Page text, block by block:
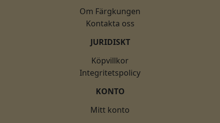
Om Färgkungen
Kontakta oss
JURIDISKT
Köpvillkor
Integritetspolicy
KONTO
Mitt konto